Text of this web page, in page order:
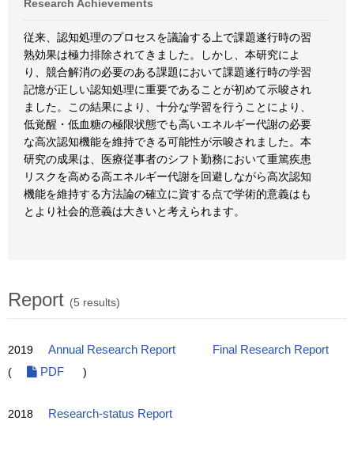
Research Achievements
従来、認知処理のプロセスを議論する上で課題遂行時の習
熟効果は極力排除されてきました。しかし、本研究によ
り、競合解消の必要のある課題において課題遂行時の学習
記憶が正しい認知処理に重要であることが初めて示唆され
ました。この結果により、十分な学習を行うことにより、
低覚醒・低血糖の極限状態でも高いエネルギー代謝の必要
な高次認知機能を維持できる可能性が示唆されました。本
研究の成果は、医療従事者のシフト勤務において重篤疾患
リスクを高める高エネルギー代謝を回避しながら高次認知
機能を維持する方法論の確立に資する点で学術的意義はも
とより社会的意義は大きいと考えられます。
Report (5 results)
2019 Annual Research Report
Final Research Report
(
PDF )
2018 Research-status Report